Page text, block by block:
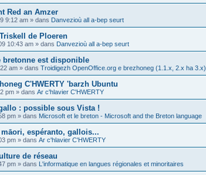
Red an Amzer
9:12 am » dans Danvezioù all a-bep seurt
de Ploeren
10:43 am » dans Danvezioù all a-bep seurt
bretonne est disponible
am » dans Troidigezh OpenOffice.org e brezhoneg (1.1.x, 2.x ha 3.x)
C'HWERTY 'barzh Ubuntu
pm » dans Ar c'hlavier C'HWERTY
: possible sous Vista !
pm » dans Microsoft et le breton - Microsoft and the Breton language
espéranto, gallois...
pm » dans Ar c'hlavier C'HWERTY
de réseau
pm » dans L'informatique en langues régionales et minoritaires